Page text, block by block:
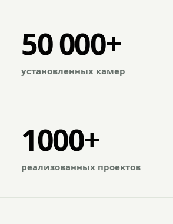
50 000+
установленных камер
1000+
реализованных проектов